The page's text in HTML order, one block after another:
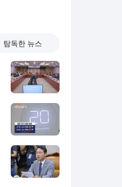
탐독한 뉴스